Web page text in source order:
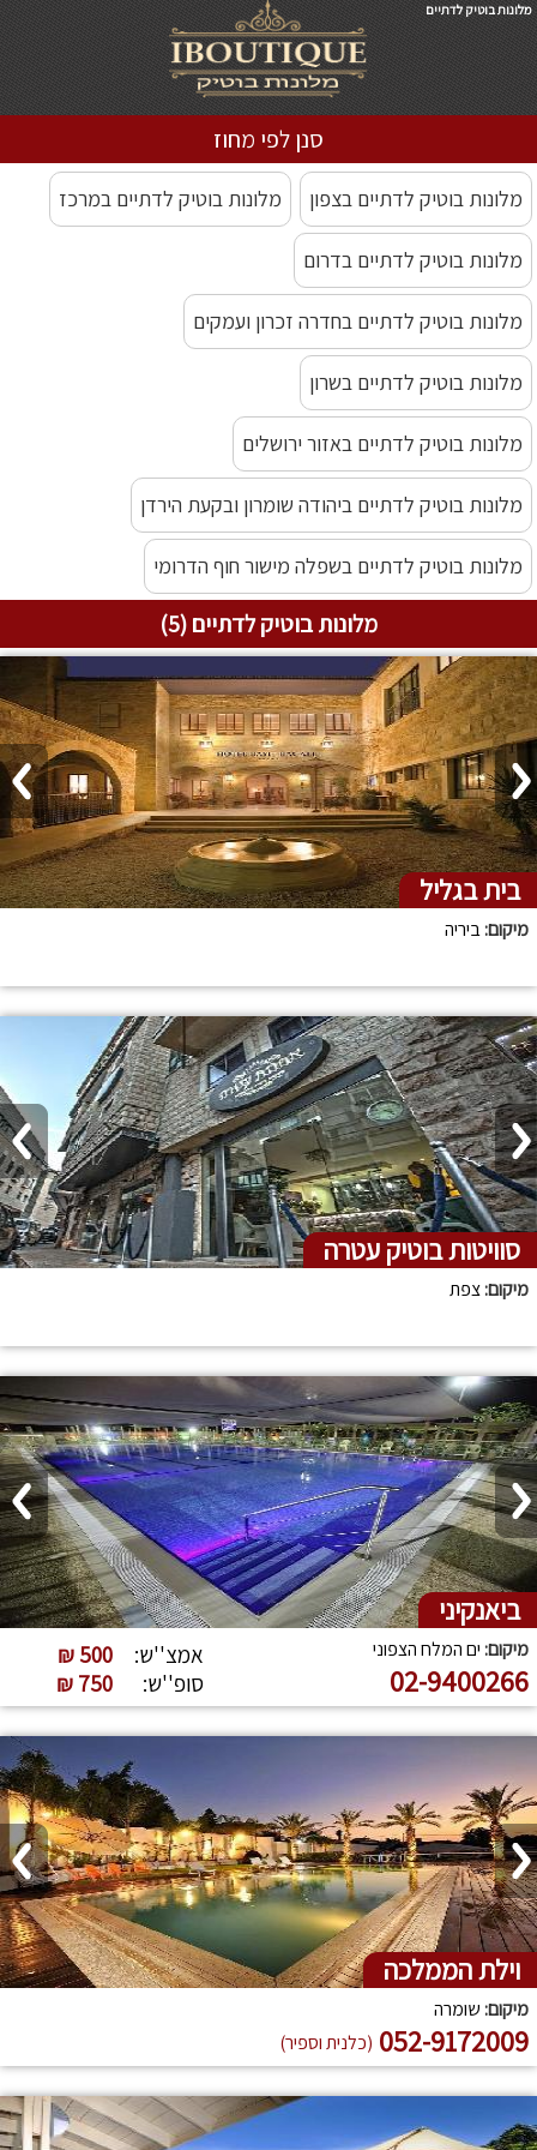
מלונות בוטיק לדתיים
סנן לפי מחוז
מלונות בוטיק לדתיים בצפון מלונות בוטיק לדתיים במרכז
מלונות בוטיק לדתיים בדרום
מלונות בוטיק לדתיים בחדרה זכרון ועמקים
מלונות בוטיק לדתיים בשרון
מלונות בוטיק לדתיים באזור ירושלים
מלונות בוטיק לדתיים ביהודה שומרון ובקעת הירדן
מלונות בוטיק לדתיים בשפלה מישור חוף הדרומי
מלונות בוטיק לדתיים (5)
בית בגליל
מיקום:ביריה
סוויטות בוטיק עטרה
מיקום:צפת
ביאנקיני
מיקום:ים המלח הצפוני
02-9400266
אמצ''ש:
500 ₪
סופ''ש:
750 ₪
וילת הממלכה
מיקום:שומרה
052-9172009 (כלנית וספיר)